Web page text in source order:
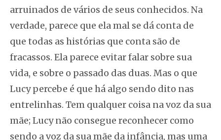
arruinados de vários de seus conhecidos. Na
verdade, parece que ela mal se dá conta de
que todas as histórias que conta são de
fracassos. Ela parece evitar falar sobre sua
vida, e sobre o passado das duas. Mas o que
Lucy percebe é que há algo sendo dito nas
entrelinhas. Tem qualquer coisa na voz da sua
mãe; Lucy não consegue reconhecer como
sendo a voz da sua mãe da infância, mas uma